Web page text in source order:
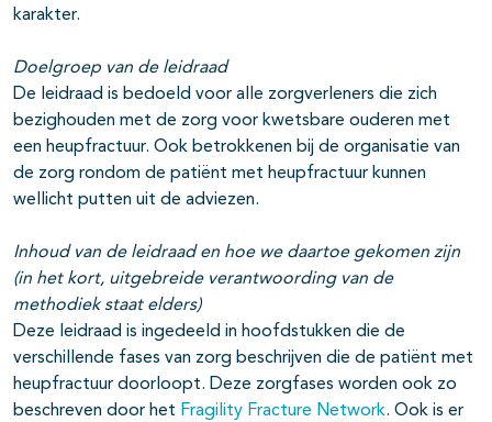
karakter.
Doelgroep van de leidraad
De leidraad is bedoeld voor alle zorgverleners die zich
bezighouden met de zorg voor kwetsbare ouderen met
een heupfractuur. Ook betrokkenen bij de organisatie van
de zorg rondom de patiënt met heupfractuur kunnen
wellicht putten uit de adviezen.
Inhoud van de leidraad en hoe we daartoe gekomen zijn
(in het kort, uitgebreide verantwoording van de
methodiek staat elders)
Deze leidraad is ingedeeld in hoofdstukken die de
verschillende fases van zorg beschrijven die de patiënt met
heupfractuur doorloopt. Deze zorgfases worden ook zo
beschreven door het Fragility Fracture Network. Ook is er